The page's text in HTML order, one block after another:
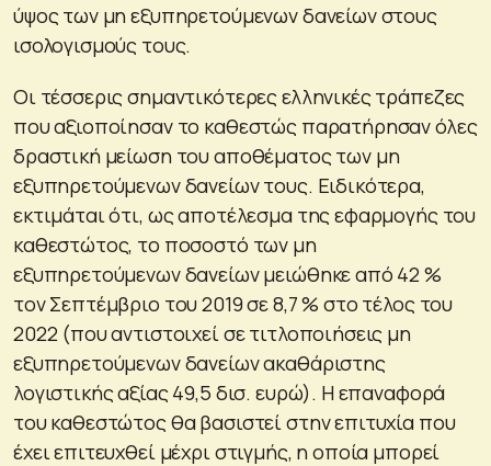
ύψος των μη εξυπηρετούμενων δανείων στους
ισολογισμούς τους.
Οι τέσσερις σημαντικότερες ελληνικές τράπεζες
που αξιοποίησαν το καθεστώς παρατήρησαν όλες
δραστική μείωση του αποθέματος των μη
εξυπηρετούμενων δανείων τους. Ειδικότερα,
εκτιμάται ότι, ως αποτέλεσμα της εφαρμογής του
καθεστώτος, το ποσοστό των μη
εξυπηρετούμενων δανείων μειώθηκε από 42 %
τον Σεπτέμβριο του 2019 σε 8,7 % στο τέλος του
2022 (που αντιστοιχεί σε τιτλοποιήσεις μη
εξυπηρετούμενων δανείων ακαθάριστης
λογιστικής αξίας 49,5 δισ. ευρώ). Η επαναφορά
του καθεστώτος θα βασιστεί στην επιτυχία που
έχει επιτευχθεί μέχρι στιγμής, η οποία μπορεί